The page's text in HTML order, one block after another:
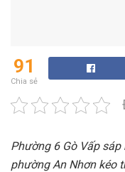
91
Chia sẻ
Phường 6 Gò Vấp
phường An Nhơn kéo